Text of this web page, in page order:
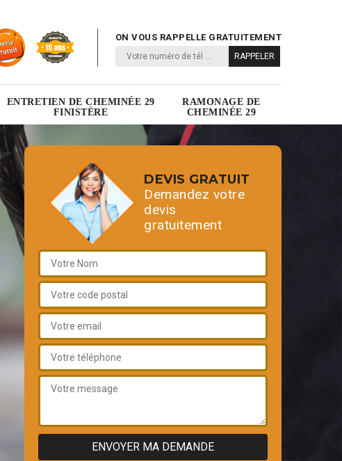
ON VOUS RAPPELLE GRATUITEMENT
ENTRETIEN DE CHEMINÉE 29
FINISTÈRE
RAMONAGE DE
CHEMINÉE 29
DEVIS GRATUIT
Demandez votre
devis
gratuitement